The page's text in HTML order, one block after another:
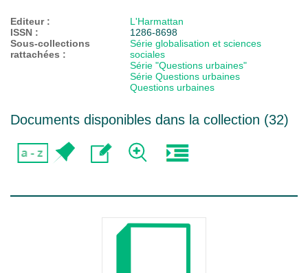
Editeur :
L'Harmattan
ISSN :
1286-8698
Sous-collections
rattachées :
Série globalisation et sciences
sociales
Série "Questions urbaines"
Série Questions urbaines
Questions urbaines
Documents disponibles dans la collection (32)